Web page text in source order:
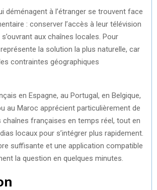
déménagent à l’étranger se trouvent face
: conserver l’accès à leur télévision
aux chaînes locales. Pour
représente la solution la plus naturelle, car
contraintes géographiques
en Espagne, au Portugal, en Belgique,
au Maroc apprécient particulièrement de
chaînes françaises en temps réel, tout en
locaux pour s’intégrer plus rapidement.
suffisante et une application compatible
la question en quelques minutes.